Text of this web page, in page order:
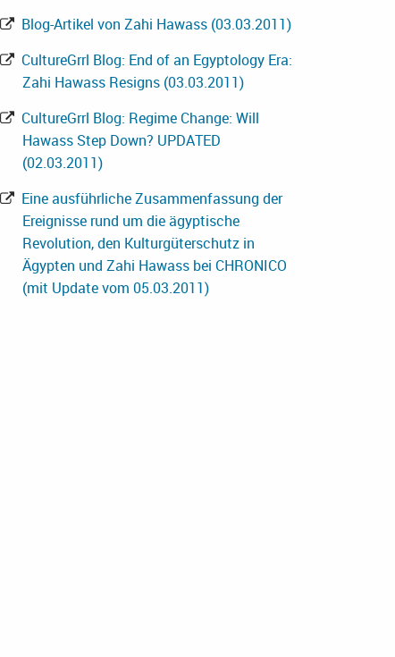
Blog-Artikel von Zahi Hawass (03.03.2011)
CultureGrrl Blog: End of an Egyptology Era:
Zahi Hawass Resigns (03.03.2011)
CultureGrrl Blog: Regime Change: Will
Hawass Step Down? UPDATED
(02.03.2011)
Eine ausführliche Zusammenfassung der
Ereignisse rund um die ägyptische
Revolution, den Kulturgüterschutz in
Ägypten und Zahi Hawass bei CHRONICO
(mit Update vom 05.03.2011)